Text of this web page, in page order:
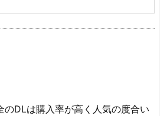
のDLは購入率が高く人気の度合い